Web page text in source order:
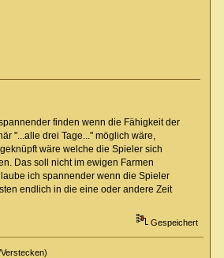
finden wenn die Fähigkeit der
"...alle drei Tage..." möglich wäre,
wäre welche die Spieler sich
Das soll nicht im ewigen Farmen
ich spannender wenn die Spieler
endlich in die eine oder andere Zeit
Gespeichert